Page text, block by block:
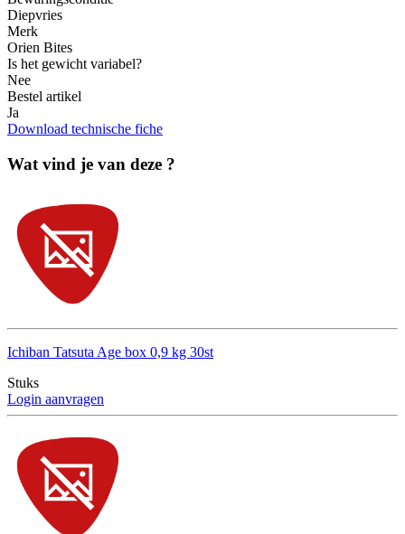
Diepvries
Merk
Orien Bites
Is het gewicht variabel?
Nee
Bestel artikel
Ja
Download technische fiche
Wat vind je van deze ?
Ichiban Tatsuta Age box 0,9 kg 30st
Stuks
Login aanvragen